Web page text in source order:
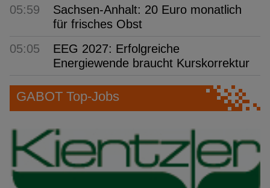
05:59
Sachsen-Anhalt: 20 Euro monatlich
für frisches Obst
05:05
EEG 2027: Erfolgreiche
Energiewende braucht Kurskorrektur
GABOT Top-Jobs